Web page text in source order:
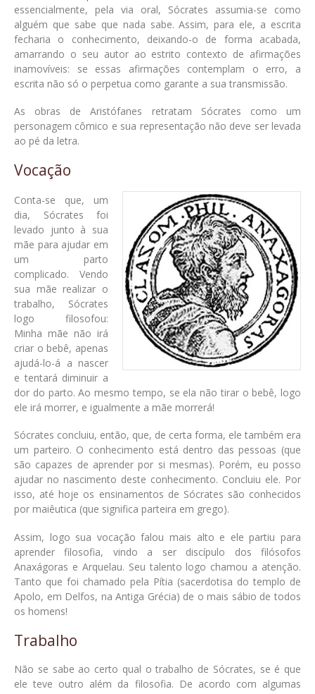
essencialmente, pela via oral, Sócrates assumia-se como
alguém que sabe que nada sabe. Assim, para ele, a escrita
fecharia o conhecimento, deixando-o de forma acabada,
amarrando o seu autor ao estrito contexto de afirmações
inamovíveis: se essas afirmações contemplam o erro, a
escrita não só o perpetua como garante a sua transmissão.
As obras de Aristófanes retratam Sócrates como um
personagem cômico e sua representação não deve ser levada
ao pé da letra.
Vocação
Conta-se que, um
dia, Sócrates foi
levado junto à sua
mãe para ajudar em
um parto
complicado. Vendo
sua mãe realizar o
trabalho, Sócrates
logo filosofou:
Minha mãe não irá
criar o bebê, apenas
ajudá-lo-á a nascer
e tentará diminuir a
dor do parto. Ao mesmo tempo, se ela não tirar o bebê, logo
ele irá morrer, e igualmente a mãe morrerá!
Sócrates concluiu, então, que, de certa forma, ele também era
um parteiro. O conhecimento está dentro das pessoas (que
são capazes de aprender por si mesmas). Porém, eu posso
ajudar no nascimento deste conhecimento. Concluiu ele. Por
isso, até hoje os ensinamentos de Sócrates são conhecidos
por maiêutica (que significa parteira em grego).
Assim, logo sua vocação falou mais alto e ele partiu para
aprender filosofia, vindo a ser discípulo dos filósofos
Anaxágoras e Arquelau. Seu talento logo chamou a atenção.
Tanto que foi chamado pela Pítia (sacerdotisa do templo de
Apolo, em Delfos, na Antiga Grécia) de o mais sábio de todos
os homens!
Trabalho
Não se sabe ao certo qual o trabalho de Sócrates, se é que
ele teve outro além da filosofia. De acordo com algumas